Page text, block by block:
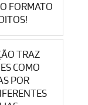
FORMATO
TRAZ
COMO
POR